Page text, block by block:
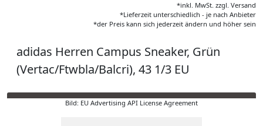
*inkl. MwSt. zzgl. Versand
*Lieferzeit unterschiedlich - je nach Anbieter
*der Preis kann sich jederzeit ändern und höher sein
adidas Herren Campus Sneaker, Grün
(Vertac/Ftwbla/Balcri), 43 1/3 EU
Bild: EU Advertising API License Agreement